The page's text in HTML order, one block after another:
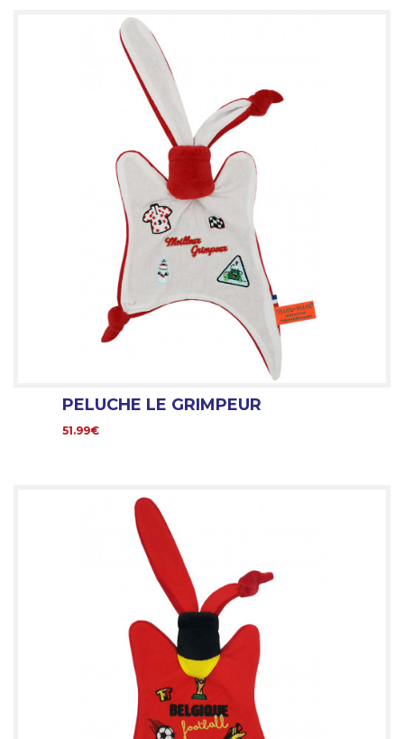
PELUCHE LE GRIMPEUR
51.99€